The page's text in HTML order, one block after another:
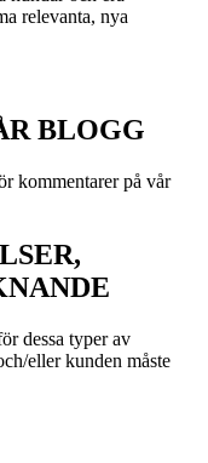
relevanta, nya
BLOGG
kommentarer på vår
dessa typer av
eller kunden måste